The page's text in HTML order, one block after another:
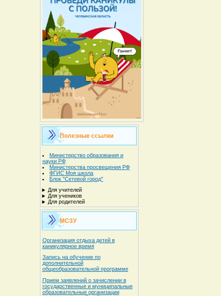
Полезные ссылки
Министерство образования и
науки РФ
Министерства просвещения РФ
ФГИС Моя школа
Блок "Сетевой город"
Для учителей
Для учеников
Для родителей
МСЗУ
Организация отдыха детей в
каникулярное время
Запись на обучение по
дополнительной
общеобразовательной программе
Прием заявлений о зачислении в
государственные и муниципальные
образовательные организации